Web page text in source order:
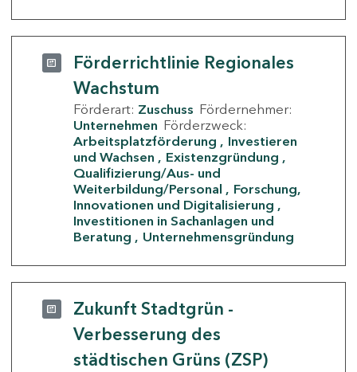
Förderrichtlinie Regionales
Wachstum
Förderart: Zuschuss Fördernehmer:
Unternehmen Förderzweck:
Arbeitsplatzförderung
Investieren
und Wachsen
Existenzgründung
Qualifizierung/Aus- und
Weiterbildung/Personal
Forschung,
Innovationen und Digitalisierung
Investitionen in Sachanlagen und
Beratung
Unternehmensgründung
Zukunft Stadtgrün -
Verbesserung des
städtischen Grüns (ZSP)